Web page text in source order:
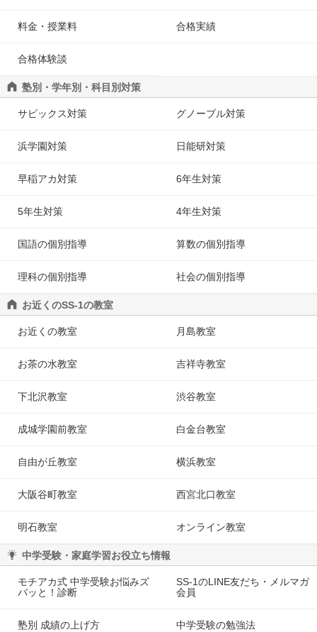
料金・授業料 合格実績
合格体験談
塾別・学年別・科目別対策
サピックス対策 グノーブル対策
浜学園対策 日能研対策
早稲アカ対策 6年生対策
5年生対策 4年生対策
国語の個別指導 算数の個別指導
理科の個別指導 社会の個別指導
お近くのSS-1の教室
お近くの教室 月島教室
お茶の水教室 吉祥寺教室
下北沢教室 渋谷教室
成城学園前教室 白金台教室
自由が丘教室 横浜教室
大阪谷町教室 西宮北口教室
明石教室 オンライン教室
中学受験・家庭学習お役立ち情報
モチアカ式 中学受験お悩みズ
バッと！診断
SS-1のLINE友だち・メルマガ
会員
塾別 成績の上げ方 中学受験の勉強法